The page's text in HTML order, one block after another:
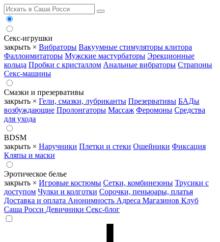
Секс-игрушки
закрыть × Вибраторы Вакуумные стимуляторы клитора
Фаллоимитаторы Мужские мастурбаторы Эрекционные
кольца Пробки с кристаллом Анальные вибраторы Страпоны
Секс-машины
Смазки и презервативы
закрыть × Гели, смазки, лубриканты Презервативы БАДы
возбуждающие Пролонгаторы Массаж Феромоны Средства
для ухода
BDSM
закрыть × Наручники Плетки и стеки Ошейники Фиксация
Кляпы и маски
Эротическое белье
закрыть × Игровые костюмы Сетки, комбинезоны Трусики с
доступом Чулки и колготки Сорочки, пеньюары, платья
Доставка и оплата Анонимность Адреса Магазинов Клуб
Саша Росси Девичники Секс-блог